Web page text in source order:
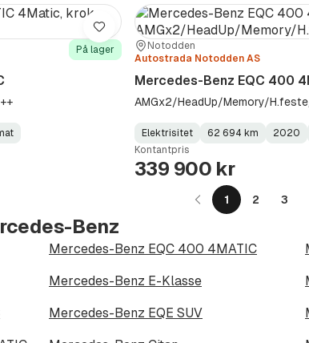
På lager
Lagre
Sted:
Notodden
Forhandler:
Autostrada Notodden AS
Mercedes-Benz EQC 400
AMGx2/HeadUp/Memory/
Fuel
Type:
Elektrisitet
Kilometerstand:
62 694 km
Model
Year:
2020
Gearbox
Type:
Kontantpris
339 900 kr
1 2 3
Benz
Mercedes-Benz EQC 400 4MATIC
Mercedes-Benz E-Klasse
Mercedes-Benz EQE SUV